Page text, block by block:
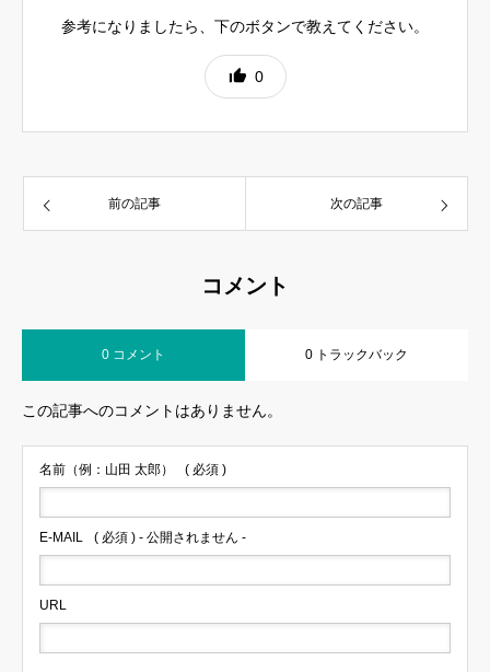
参考になりましたら、下のボタンで教えてください。
0
前の記事 次の記事
コメント
0 コメント 0 トラックバック
この記事へのコメントはありません。
名前（例：山田 太郎） ( 必須 )
E-MAIL ( 必須 ) - 公開されません -
URL